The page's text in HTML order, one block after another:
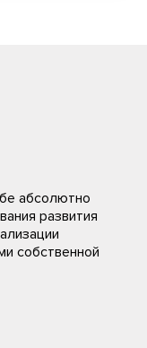
абсолютно
развития
собственной